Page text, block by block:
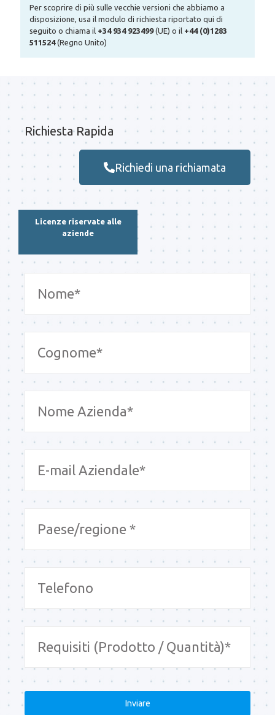
Per scoprire di più sulle vecchie versioni che abbiamo a
disposizione, usa il modulo di richiesta riportato qui di
seguito o chiama il +34 934 923499(UE) o il +44 (0)1283
511524(Regno Unito)
Richiesta Rapida
Richiedi una richiamata
Licenze riservate alle
aziende